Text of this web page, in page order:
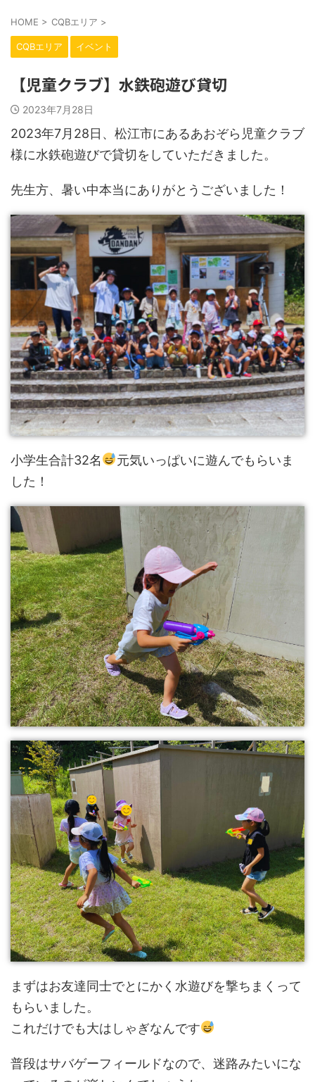
HOME > CQBエリア >
CQBエリア イベント
【児童クラブ】水鉄砲遊び貸切
2023年7月28日
2023年7月28日、松江市にあるあおぞら児童クラブ
様に水鉄砲遊びで貸切をしていただきました。
先生方、暑い中本当にありがとうございました！
小学生合計32名
元気いっぱいに遊んでもらいま
した！
まずはお友達同士でとにかく水遊びを撃ちまくって
もらいました。
これだけでも大はしゃぎなんです
普段はサバゲーフィールドなので、迷路みたいにな